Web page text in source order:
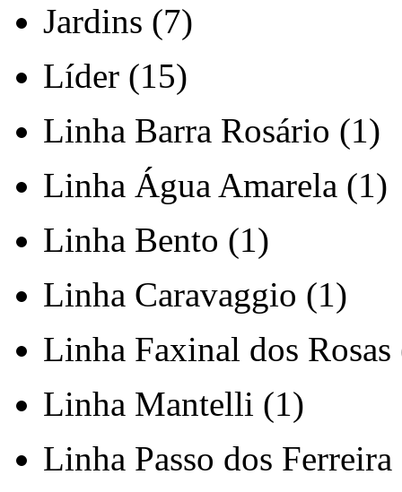
Jardins (7)
Líder (15)
Linha Barra Rosário (1)
Linha Água Amarela (1)
Linha Bento (1)
Linha Caravaggio (1)
Linha Faxinal dos Rosas
Linha Mantelli (1)
Linha Passo dos